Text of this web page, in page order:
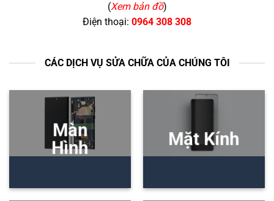
(Xem bản đồ)
Điện thoại: 0964 308 308
CÁC DỊCH VỤ SỬA CHỮA CỦA CHÚNG TÔI
Màn
Hình
Mặt Kính